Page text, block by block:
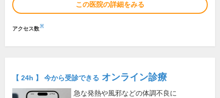
この医院の詳細をみる
アクセス数※
【 24h 】 今から受診できる オンライン診療
急な発熱や風邪などの体調不良に